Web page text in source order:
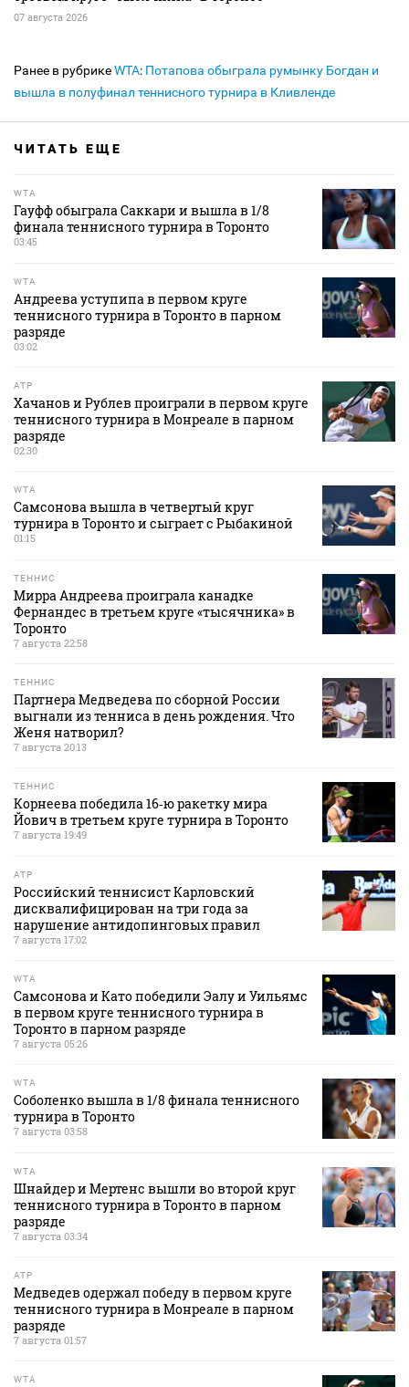
07 августа 2026
Ранее в рубрикеWTA: Потапова обыграла румынку Богдан и
вышла в полуфинал теннисного турнира в Кливленде
ЧИТАТЬ ЕЩЕ
WTA
Гауфф обыграла Саккари и вышла в 1/8
финала теннисного турнира в Торонто
03:45
WTA
Андреева уступипа в первом круге
теннисного турнира в Торонто в парном
разряде
03:02
ATP
Хачанов и Рублев проиграли в первом круге
теннисного турнира в Монреале в парном
разряде
02:30
WTA
Самсонова вышла в четвертый круг
турнира в Торонто и сыграет с Рыбакиной
01:15
ТЕННИС
Мирра Андреева проиграла канадке
Фернандес в третьем круге «тысячника» в
Торонто
7 августа 22:58
ТЕННИС
Партнера Медведева по сборной России
выгнали из тенниса в день рождения. Что
Женя натворил?
7 августа 20:13
ТЕННИС
Корнеева победила 16‑ю ракетку мира
Йович в третьем круге турнира в Торонто
7 августа 19:49
ATP
Российский теннисист Карловский
дисквалифицирован на три года за
нарушение антидопинговых правил
7 августа 17:02
WTA
Самсонова и Като победили Эалу и Уильямс
в первом круге теннисного турнира в
Торонто в парном разряде
7 августа 05:26
WTA
Соболенко вышла в 1/8 финала теннисного
турнира в Торонто
7 августа 03:58
WTA
Шнайдер и Мертенс вышли во второй круг
теннисного турнира в Торонто в парном
разряде
7 августа 03:34
ATP
Медведев одержал победу в первом круге
теннисного турнира в Монреале в парном
разряде
7 августа 01:57
WTA